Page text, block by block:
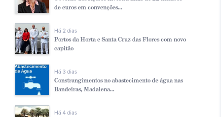
de euros em convenções...
Há 2 dias
Portos da Horta e Santa Cruz das Flores com novo
capitão
Há 3 dias
Constrangimentos no abastecimento de água nas
Bandeiras, Madalena...
Há 4 dias